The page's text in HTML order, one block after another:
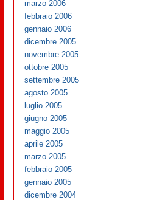
marzo 2006
febbraio 2006
gennaio 2006
dicembre 2005
novembre 2005
ottobre 2005
settembre 2005
agosto 2005
luglio 2005
giugno 2005
maggio 2005
aprile 2005
marzo 2005
febbraio 2005
gennaio 2005
dicembre 2004